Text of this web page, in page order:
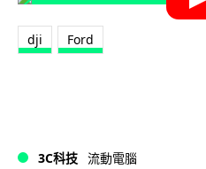
dji Ford
3C科技 流動電腦